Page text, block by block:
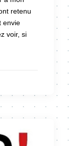
retenu
envie
voir, si